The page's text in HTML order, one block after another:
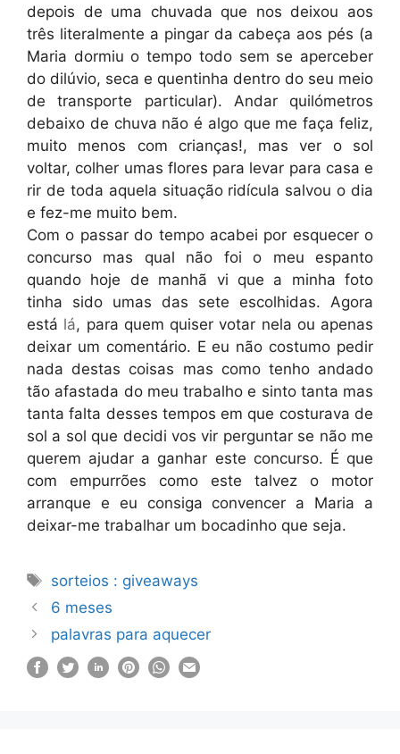
depois de uma chuvada que nos deixou aos
três literalmente a pingar da cabeça aos pés (a
Maria dormiu o tempo todo sem se aperceber
do dilúvio, seca e quentinha dentro do seu meio
de transporte particular). Andar quilómetros
debaixo de chuva não é algo que me faça feliz,
muito menos com crianças!, mas ver o sol
voltar, colher umas flores para levar para casa e
rir de toda aquela situação ridícula salvou o dia
e fez-me muito bem.
Com o passar do tempo acabei por esquecer o
concurso mas qual não foi o meu espanto
quando hoje de manhã vi que a minha foto
tinha sido umas das sete escolhidas. Agora
está lá, para quem quiser votar nela ou apenas
deixar um comentário. E eu não costumo pedir
nada destas coisas mas como tenho andado
tão afastada do meu trabalho e sinto tanta mas
tanta falta desses tempos em que costurava de
sol a sol que decidi vos vir perguntar se não me
querem ajudar a ganhar este concurso. É que
com empurrões como este talvez o motor
arranque e eu consiga convencer a Maria a
deixar-me trabalhar um bocadinho que seja.
Etiquetas
sorteios : giveaways
6 meses
palavras para aquecer